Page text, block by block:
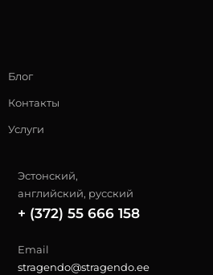
Блог
Контакты
Услуги
Эстонский,
английский, русский
+ (372) 55 666 158
Email
stragendo@stragendo.ee